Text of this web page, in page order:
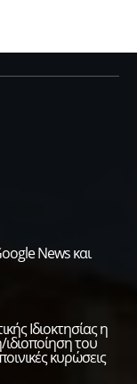
News και
Ιδιοκτησίας η
του
κυρώσεις